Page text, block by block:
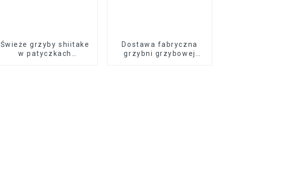
Świeże grzyby shiitake
w patyczkach
Dostawa fabryczna
grzybni grzybowej